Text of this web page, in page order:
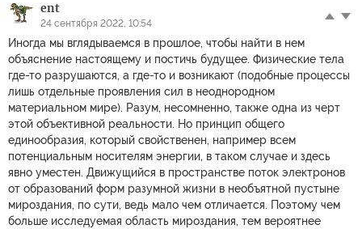
ent
24 сентября 2022, 10:54
Иногда мы вглядываемся в прошлое, чтобы найти в нем
объяснение настоящему и постичь будущее. Физические тела
где-то разрушаются, а где-то и возникают (подобные процессы
лишь отдельные проявления сил в неоднородном
материальном мире). Разум, несомненно, также одна из черт
этой объективной реальности. Но принцип общего
единообразия, который свойственен, например всем
потенциальным носителям энергии, в таком случае и здесь
явно уместен. Движущийся в пространстве поток электронов
от образований форм разумной жизни в необъятной пустыне
мироздания, по сути, ведь мало чем отличается. Поэтому чем
больше исследуемая область мироздания, тем вероятнее